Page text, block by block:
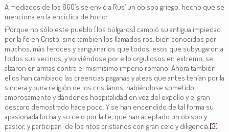
A mediados de los 860’s se envió a Rus’ un obispo griego, hecho que se
menciona en la encíclica de Focio:
¡Porque no sólo este pueblo [los búlgaros] cambió su antigua impiedad
por la fe en Cristo, sino también los llamados ros, bien conocidos por
muchos, más feroces y sanguinarios que todos, esos que subyugaron a
todos sus vecinos, y volviéndose por ello orgullosos en extremo, se
alzaron en armas contra el mismísimo imperio romano! Ahora también
ellos han cambiado las creencias paganas y ateas que antes tenían por la
sincera y pura religión de los cristianos, habiéndose sometido
amorosamente y dándonos hospitalidad en vez del expolio y el gran
descaro demostrado hace poco. Y se han encendido de tal forma su
apasionada lucha y su celo por la fe, que han aceptado un obispo y
pastor, y participan de los ritos cristianos con gran celo y diligencia.[3]